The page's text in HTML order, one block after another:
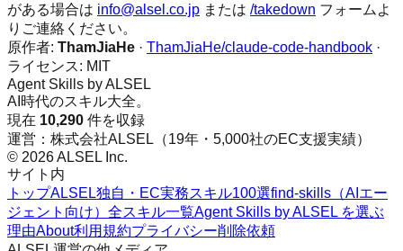
がある場合は info@alsel.co.jp または /takedown フォームよ
りご連絡ください。
原作者: ThamJiaHe · ThamJiaHe/claude-code-handbook ·
ライセンス: MIT
Agent Skills by ALSEL
AI時代のスキル大全。
現在 10,290 件を収録
運営：株式会社ALSEL（19年・5,000社のEC支援実績）
© 2026 ALSEL Inc.
サイト内
トップALSEL独自・EC実務スキル100選find-skills（AIエー
ジェント向け） 全スキル一覧Agent Skills by ALSEL を選ぶ
理由About利用規約プライバシー削除依頼